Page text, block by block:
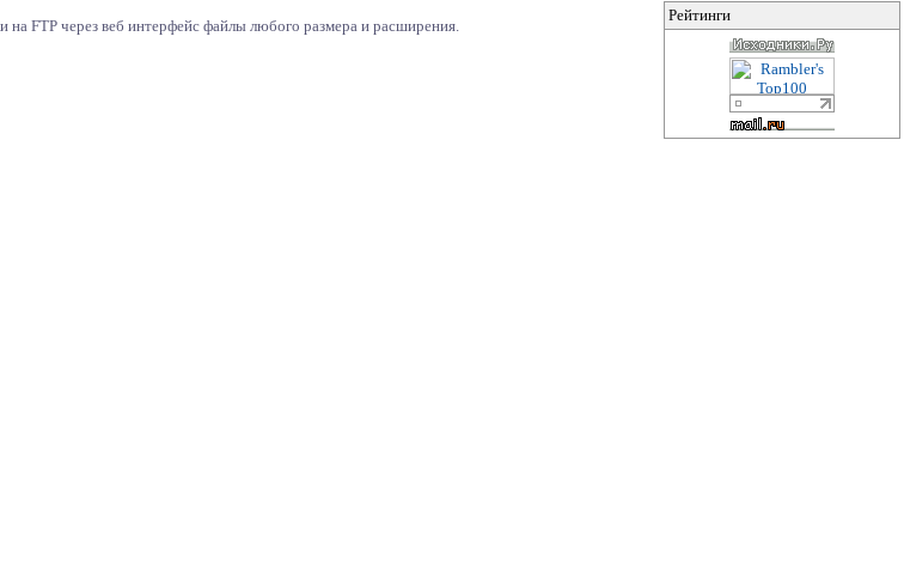
на FTP через веб интерфейс файлы любого размера и расширения.
Рейтинги